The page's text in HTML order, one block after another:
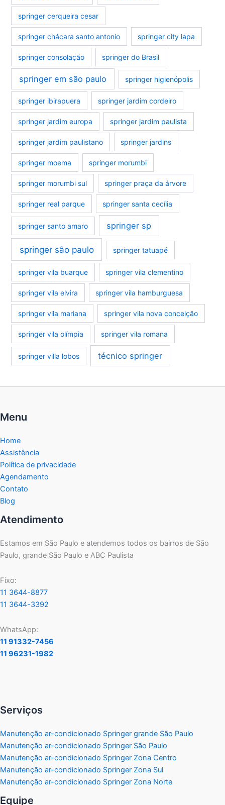
springer cerqueira cesar
springer chácara santo antonio springer city lapa
springer consolação springer do Brasil
springer em são paulo springer higienópolis
springer ibirapuera springer jardim cordeiro
springer jardim europa springer jardim paulista
springer jardim paulistano springer jardins
springer moema springer morumbi
springer morumbi sul springer praça da árvore
springer real parque springer santa cecília
springer santo amaro springer sp
springer são paulo springer tatuapé
springer vila buarque springer vila clementino
springer vila elvira springer vila hamburguesa
springer vila mariana springer vila nova conceição
springer vila olímpia springer vila romana
springer villa lobos técnico springer
Menu
Home
Assistência
Política de privacidade
Agendamento
Contato
Blog
Atendimento
Estamos em São Paulo e atendemos todos os bairros de São
Paulo, grande São Paulo e ABC Paulista
Fixo:
11 3644-8877
11 3644-3392
WhatsApp:
11 91332-7456
11 96231-1982
Serviços
Manutenção ar-condicionado Springer grande São Paulo
Manutenção ar-condicionado Springer São Paulo
Manutenção ar-condicionado Springer Zona Centro
Manutenção ar-condicionado Springer Zona Sul
Manutenção ar-condicionado Springer Zona Norte
Equipe